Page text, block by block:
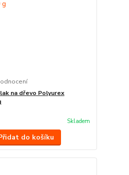
na dřevo Polyurex
Skladem
do košíku